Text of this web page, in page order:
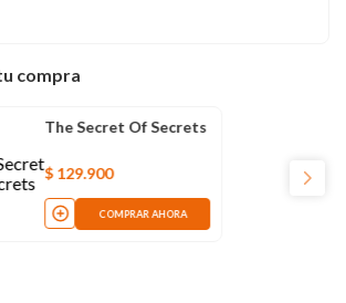
compra
The Secret Of Secrets
$129.900
COMPRAR AHORA